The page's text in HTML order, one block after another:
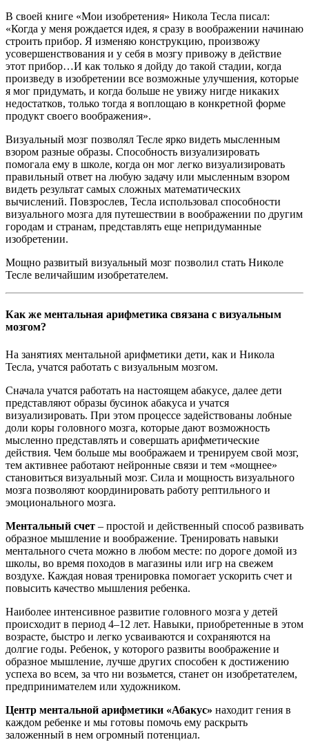
В своей книге «Мои изобретения» Никола Тесла писал:
«Когда у меня рождается идея, я сразу в воображении начинаю
строить прибор. Я изменяю конструкцию, произвожу
усовершенствования и у себя в мозгу привожу в действие
этот прибор…И как только я дойду до такой стадии, когда
произведу в изобретении все возможные улучшения, которые
я мог придумать, и когда больше не увижу нигде никаких
недостатков, только тогда я воплощаю в конкретной форме
продукт своего воображения».
Визуальный мозг позволял Тесле ярко видеть мысленным
взором разные образы. Способность визуализировать
помогала ему в школе, когда он мог легко визуализировать
правильный ответ на любую задачу или мысленным взором
видеть результат самых сложных математических
вычислений. Повзрослев, Тесла использовал способности
визуального мозга для путешествии в воображении по другим
городам и странам, представлять еще непридуманные
изобретении.
Мощно развитый визуальный мозг позволил стать Николе
Тесле величайшим изобретателем.
Как же ментальная арифметика связана с визуальным
мозгом?
На занятиях ментальной арифметики дети, как и Никола
Тесла, учатся работать с визуальным мозгом.
Сначала учатся работать на настоящем абакусе, далее дети
представляют образы бусинок абакуса и учатся
визуализировать. При этом процессе задействованы лобные
доли коры головного мозга, которые дают возможность
мысленно представлять и совершать арифметические
действия. Чем больше мы воображаем и тренируем свой мозг,
тем активнее работают нейронные связи и тем «мощнее»
становиться визуальный мозг. Сила и мощность визуального
мозга позволяют координировать работу рептильного и
эмоционального мозга.
Ментальный счет – простой и действенный способ развивать
образное мышление и воображение. Тренировать навыки
ментального счета можно в любом месте: по дороге домой из
школы, во время походов в магазины или игр на свежем
воздухе. Каждая новая тренировка помогает ускорить счет и
повысить качество мышления ребенка.
Наиболее интенсивное развитие головного мозга у детей
происходит в период 4–12 лет. Навыки, приобретенные в этом
возрасте, быстро и легко усваиваются и сохраняются на
долгие годы. Ребенок, у которого развиты воображение и
образное мышление, лучше других способен к достижению
успеха во всем, за что ни возьмется, станет он изобретателем,
предпринимателем или художником.
Центр ментальной арифметики «Абакус» находит гения в
каждом ребенке и мы готовы помочь ему раскрыть
заложенный в нем огромный потенциал.